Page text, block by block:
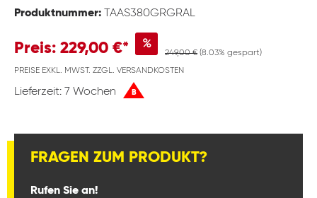
Produktnummer: TAAS380GRGRAL
Preis: 229,00 €* %
249,00 € (8.03% gespart)
PREISE EXKL. MWST. ZZGL. VERSANDKOSTEN
Lieferzeit: 7 Wochen B
FRAGEN ZUM PRODUKT?
Rufen Sie an!